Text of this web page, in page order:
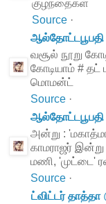
குழந்தைகள்
Source ·
ஆல்தோட்டபூபதி
வசூல் நூறு
கோடியாம் #
மொமன்ட்
Source ·
ஆல்தோட்டபூபதி
அன்று :
காமராஜர் இன்று
மணி, 'முட்டை'
Source ·
ட்விட்டர் தாத்தா